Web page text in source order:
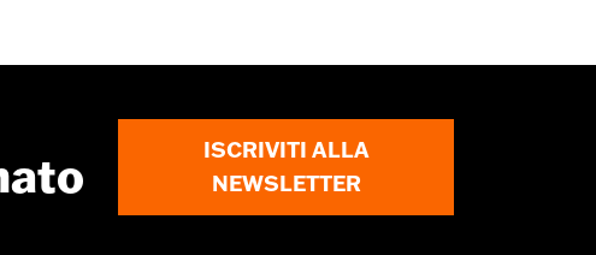
complete
ISCRIVITI ALLA
NEWSLETTER